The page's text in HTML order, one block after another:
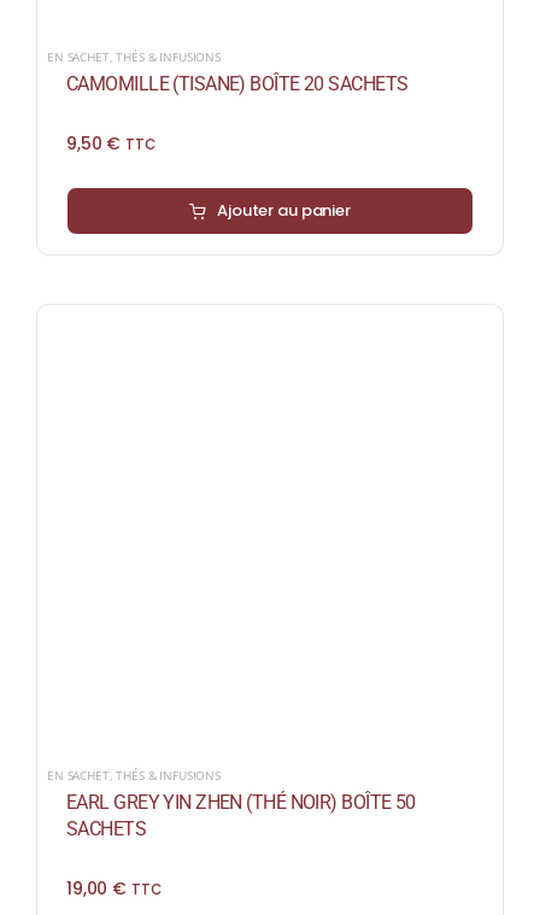
EN SACHET,THÉS & INFUSIONS
CAMOMILLE (TISANE) BOÎTE 20 SACHETS
9,50 € TTC
Ajouter au panier
EN SACHET,THÉS & INFUSIONS
EARL GREY YIN ZHEN (THÉ NOIR) BOÎTE 50
SACHETS
19,00 € TTC